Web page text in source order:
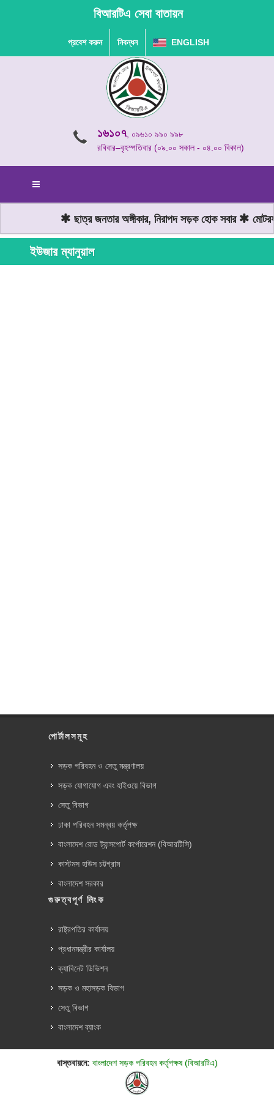
বিআরটিএ সেবা বাতায়ন
প্রবেশ করুন নিবন্ধন ENGLISH
১৬১০৭, ০৯৬১০ ৯৯০ ৯৯৮
রবিবার–বৃহস্পতিবার (০৯.০০ সকাল - ০৪.০০ বিকাল)
ছাত্র জনতার অঙ্গীকার, নিরাপদ সড়ক হোক সবার
ইউজার ম্যানুয়াল
পোর্টালসমূহ
সড়ক পরিবহন ও সেতু মন্ত্রণালয়
সড়ক যোগাযোগ এবং হাইওয়ে বিভাগ
সেতু বিভাগ
ঢাকা পরিবহন সমন্বয় কর্তৃপক্ষ
বাংলাদেশ রোড ট্রান্সপোর্ট কর্পোরেশন (বিআরটিসি)
কাস্টমস হাউস চট্টগ্রাম
বাংলাদেশ সরকার
গুরুত্বপূর্ণ লিংক
রাষ্ট্রপতির কার্যালয়
প্রধানমন্ত্রীর কার্যালয়
ক্যাবিনেট ডিভিশন
সড়ক ও মহাসড়ক বিভাগ
সেতু বিভাগ
বাংলাদেশ ব্যাংক
বাস্তবায়নে: বাংলাদেশ সড়ক পরিবহন কর্তৃপক্ষ (বিআরটিএ)